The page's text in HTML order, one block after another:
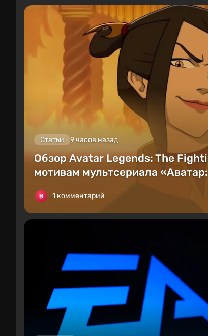
Статьи 9 часов назад
Обзор Avatar Legends: The
мотивам мультсериала
1 комментарий